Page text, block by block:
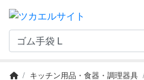
キッチン用品・食器・調理器具